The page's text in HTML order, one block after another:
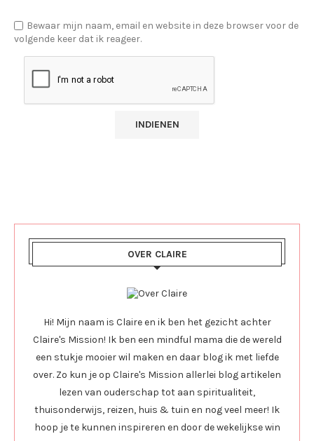
Bewaar mijn naam, email en website in deze browser voor de
volgende keer dat ik reageer.
OVER CLAIRE
Hi! Mijn naam is Claire en ik ben het gezicht achter
Claire's Mission! Ik ben een mindful mama die de wereld
een stukje mooier wil maken en daar blog ik met liefde
over. Zo kun je op Claire's Mission allerlei blog artikelen
lezen van ouderschap tot aan spiritualiteit,
thuisonderwijs, reizen, huis & tuin en nog veel meer! Ik
hoop je te kunnen inspireren en door de wekelijkse win